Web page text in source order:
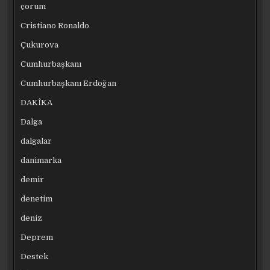
çorum
Cristiano Ronaldo
Çukurova
Cumhurbaşkanı
Cumhurbaşkanı Erdoğan
DAKİKA
Dalga
dalgalar
danimarka
demir
denetim
deniz
Deprem
Destek